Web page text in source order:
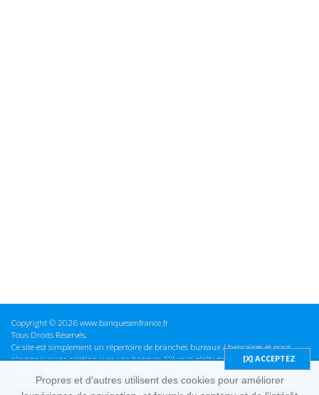
Copyright © 2026 www.banquesenfrance.fr
Tous Droits Réservés.
Ce site est simplement un répertoire de branches bureaux / bancaires et nous
n'avons aucune relation avec une banque. S'il vous plaît vérifier ces informations
avant d'effectuer toute opération, nous ne sommes pas responsables des erreurs
ou des omissions dans les informations que nous fournissons.
Propres et d'autres utilisent des cookies pour améliorer